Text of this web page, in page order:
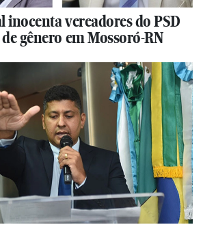
inocenta vereadores do PSD
gênero em Mossoró-RN